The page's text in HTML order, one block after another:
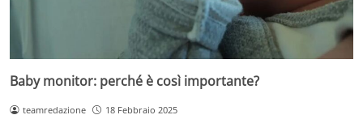
Baby monitor: perché è così importante?
teamredazione 18 Febbraio 2025